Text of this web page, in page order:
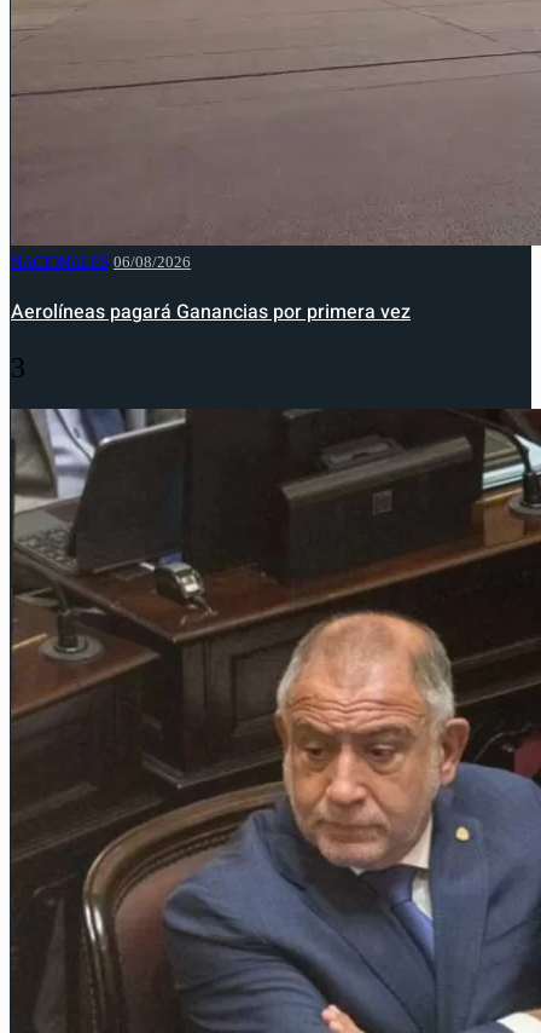
NACIONALES 06/08/2026
Aerolíneas pagará Ganancias por primera vez
3